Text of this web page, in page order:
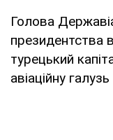
Голова
президентства
турецький
авіаційну